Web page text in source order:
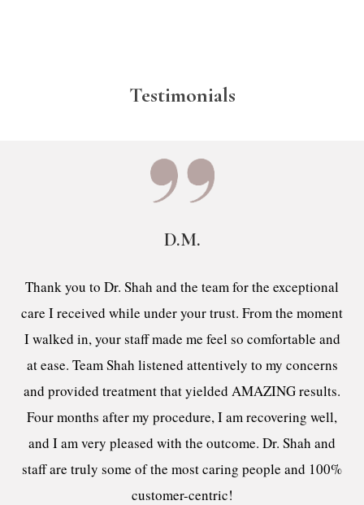
Testimonials
D.M.
Thank you to Dr. Shah and the team for the exceptional
care I received while under your trust. From the moment
I walked in, your staff made me feel so comfortable and
at ease. Team Shah listened attentively to my concerns
and provided treatment that yielded AMAZING results.
Four months after my procedure, I am recovering well,
and I am very pleased with the outcome. Dr. Shah and
staff are truly some of the most caring people and 100%
customer-centric!